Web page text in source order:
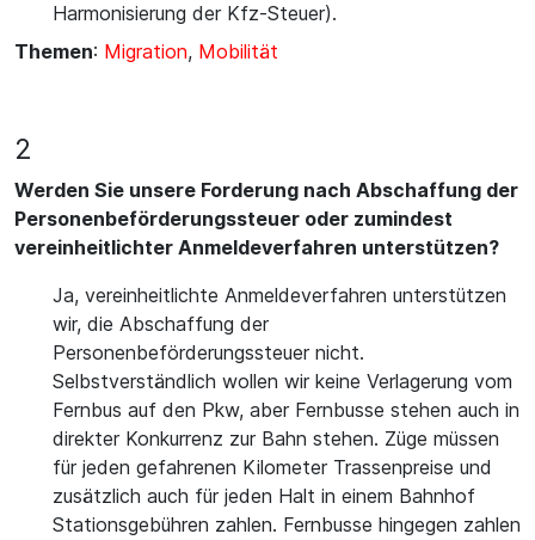
Harmonisierung der Kfz-Steuer).
Themen: Migration, Mobilität
2
Werden Sie unsere Forderung nach Abschaffung der
Personenbeförderungssteuer oder zumindest
vereinheitlichter Anmeldeverfahren unterstützen?
Ja, vereinheitlichte Anmeldeverfahren unterstützen
wir, die Abschaffung der
Personenbeförderungssteuer nicht.
Selbstverständlich wollen wir keine Verlagerung vom
Fernbus auf den Pkw, aber Fernbusse stehen auch in
direkter Konkurrenz zur Bahn stehen. Züge müssen
für jeden gefahrenen Kilometer Trassenpreise und
zusätzlich auch für jeden Halt in einem Bahnhof
Stationsgebühren zahlen. Fernbusse hingegen zahlen